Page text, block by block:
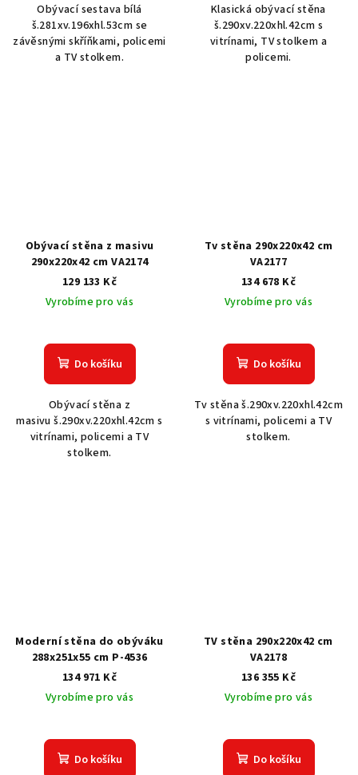
Obývací sestava bílá
š.281xv.196xhl.53cm se
závěsnými skříňkami, policemi
a TV stolkem.
Klasická obývací stěna
š.290xv.220xhl.42cm s
vitrínami, TV stolkem a
policemi.
Obývací stěna z masivu
290x220x42 cm VA2174
129 133 Kč
Vyrobíme pro vás
Do košíku
Obývací stěna z
masivu š.290xv.220xhl.42cm s
vitrínami, policemi a TV
stolkem.
Tv stěna 290x220x42 cm
VA2177
134 678 Kč
Vyrobíme pro vás
Do košíku
Tv stěna š.290xv.220xhl.42cm
s vitrínami, policemi a TV
stolkem.
Moderní stěna do obýváku
288x251x55 cm P-4536
134 971 Kč
Vyrobíme pro vás
Do košíku
TV stěna 290x220x42 cm
VA2178
136 355 Kč
Vyrobíme pro vás
Do košíku